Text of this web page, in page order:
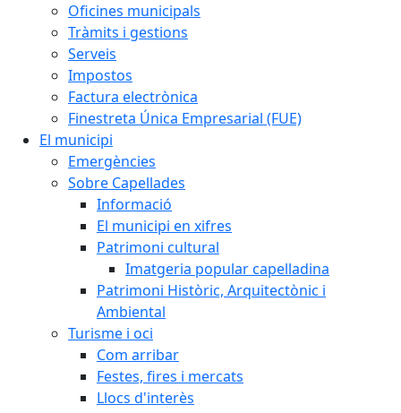
Oficines municipals
Tràmits i gestions
Serveis
Impostos
Factura electrònica
Finestreta Única Empresarial (FUE)
El municipi
Emergències
Sobre Capellades
Informació
El municipi en xifres
Patrimoni cultural
Imatgeria popular capelladina
Patrimoni Històric, Arquitectònic i
Ambiental
Turisme i oci
Com arribar
Festes, fires i mercats
Llocs d'interès